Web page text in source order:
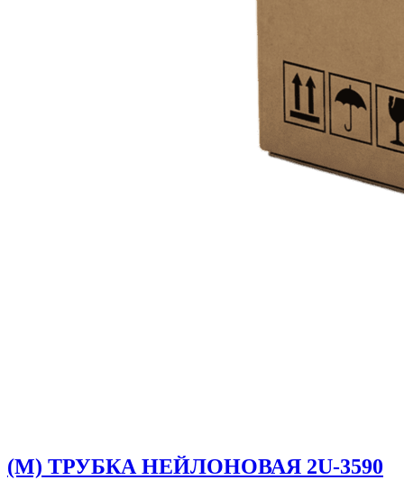
(M) ТРУБКА НЕЙЛОНОВАЯ 2U-3590